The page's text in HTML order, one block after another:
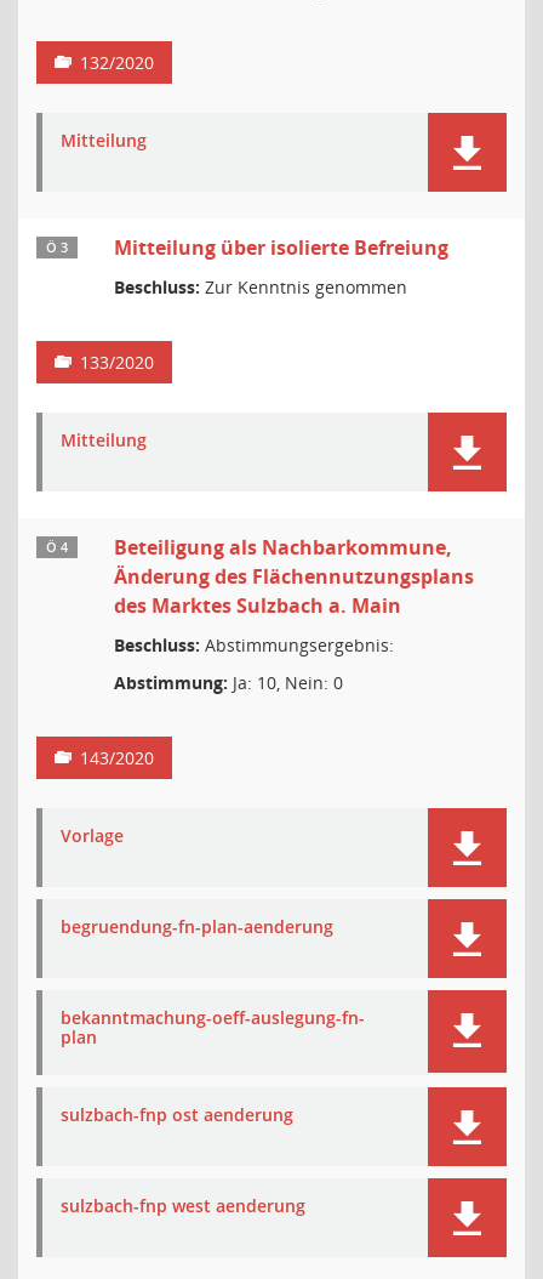
132/2020
Mitteilung
Ö 3 Mitteilung über isolierte Befreiung
Beschluss: Zur Kenntnis genommen
133/2020
Mitteilung
Ö 4
Beteiligung als Nachbarkommune,
Änderung des Flächennutzungsplans
des Marktes Sulzbach a. Main
Beschluss: Abstimmungsergebnis:
Abstimmung: Ja: 10, Nein: 0
143/2020
Vorlage
begruendung-fn-plan-aenderung
bekanntmachung-oeff-auslegung-fn-
plan
sulzbach-fnp ost aenderung
sulzbach-fnp west aenderung